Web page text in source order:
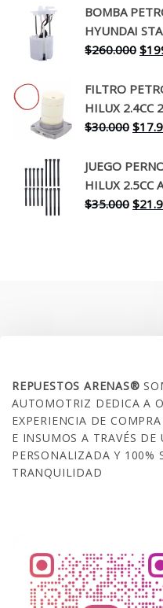
era:
BOMBA
HYUNDAI
$260.000 El
era:
$
FILTRO
HILUX 2.4CC
$30.000 El
era:
$
JUEGO
HILUX 2.5CC
$35.000 El
$
REPUESTOS ARENAS®
AUTOMOTRIZ DEDICA A
EXPERIENCIA DE
E INSUMOS A TRAVÉS DE
PERSONALIZADA Y 100%
TRANQUILIDAD